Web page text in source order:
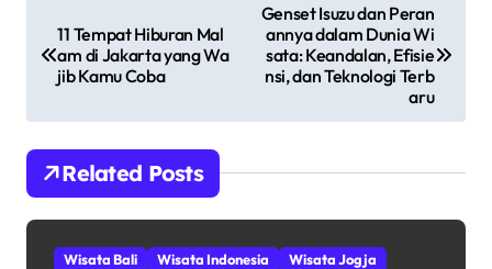
a
i
g
a
11 Tempat Hiburan Mal
am di Jakarta yang Wa
jib Kamu Coba
Genset Isuzu dan Peran
annya dalam Dunia Wi
sata: Keandalan, Efisie
nsi, dan Teknologi Terb
aru
Related Posts
Wisata Bali Wisata Indonesia
Wisata Jogja